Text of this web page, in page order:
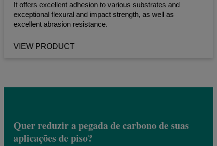
It offers excellent adhesion to various substrates and
exceptional flexural and impact strength, as well as
excellent abrasion resistance.
VIEW PRODUCT
Quer reduzir a pegada de carbono de suas
aplicações de piso?